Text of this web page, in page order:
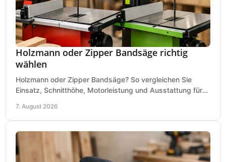
Holzmann oder Zipper Bandsäge richtig
wählen
Holzmann oder Zipper Bandsäge? So vergleichen Sie
Einsatz, Schnitthöhe, Motorleistung und Ausstattung für
7. August 2026